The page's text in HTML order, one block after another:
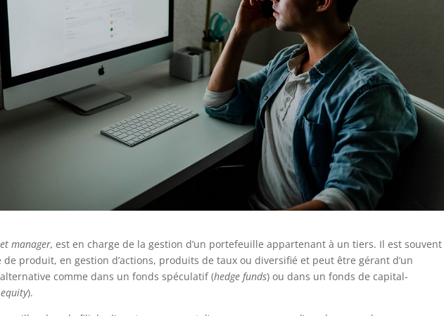
manager, est en charge de la gestion d’un portefeuille appartenant à un tiers. Il est souvent
produit, en gestion d’actions, produits de taux ou diversifié et peut être gérant d’un
comme dans un fonds spéculatif (hedge funds) ou dans un fonds de capital-
).